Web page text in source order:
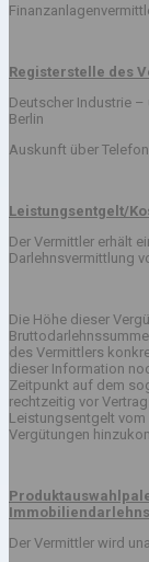
Registerstelle des
Deutscher Industrie –
Berlin
Auskunft über
Leistungsentgelt/
Der Vermittler erhält
Darlehnsvermittlung
Die Höhe dieser
des Vermittlers
dieser Information
Zeitpunkt auf dem
rechtzeitig vor
Leistungsentgelt
Vergütungen
Der Vermittler wird